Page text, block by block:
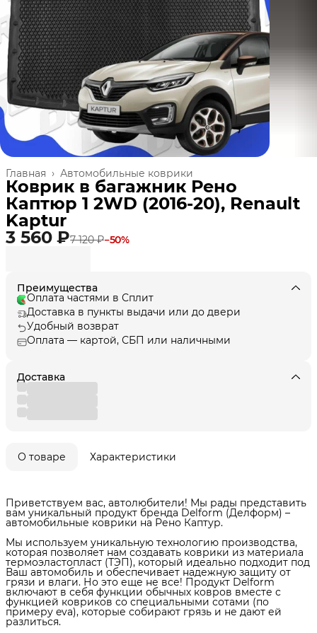
Автомобильные коврики
Главная ›
Коврик в багажник Рено
Каптюр 1 2WD (2016-20), Renault
Kaptur
3 560 ₽7 120 ₽−50%
Преимущества
Оплата частями в Сплит
Доставка в пункты выдачи или до двери
Удобный возврат
Оплата — картой, СБП или наличными
Доставка
О товаре Характеристики
Приветствуем вас, автолюбители! Мы рады представить
вам уникальный продукт бренда Delform (Делформ) –
автомобильные коврики на Рено Каптур.
Мы используем уникальную технологию производства,
которая позволяет нам создавать коврики из материала
термоэластопласт (ТЭП), который идеально подходит под
Ваш автомобиль и обеспечивает надежную защиту от
грязи и влаги. Но это еще не все! Продукт Delform
включают в себя функции обычных ковров вместе с
функцией ковриков со специальными сотами (по
примеру eva), которые собирают грязь и не дают ей
разлиться.